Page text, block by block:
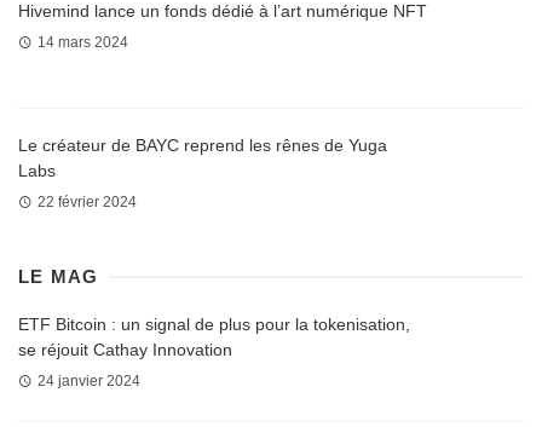
Hivemind lance un fonds dédié à l’art numérique NFT
14 mars 2024
Le créateur de BAYC reprend les rênes de Yuga
Labs
22 février 2024
LE MAG
ETF Bitcoin : un signal de plus pour la tokenisation,
se réjouit Cathay Innovation
24 janvier 2024